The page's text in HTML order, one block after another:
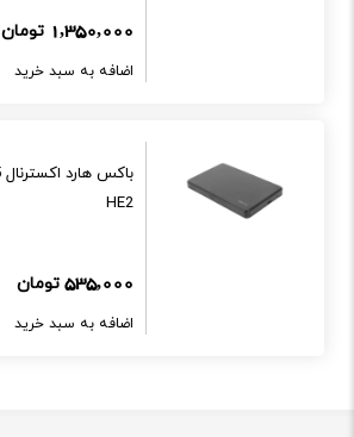
1,350,000 تومان
اضافه به سبد خرید
HE2
535,000 تومان
اضافه به سبد خرید